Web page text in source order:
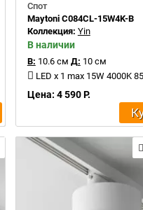
Спот
Maytoni C084CL-15W4K-B
Коллекция: Yin
В наличии
В: 10.6 см Д: 10 см
LED x 1 max 15W 4000K
Цена: 4 590 Р.